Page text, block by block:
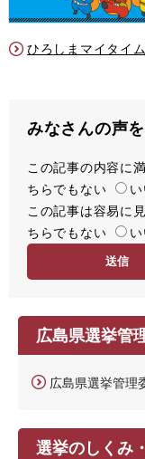
ひろしまマイタイ
みなさんの声
満
足
度
この記事の内容に
ちらでもない
い
容
易
この記事は容易に
ちらでもない
い
広島県選挙管
広島県選挙管理
選挙のしくみ